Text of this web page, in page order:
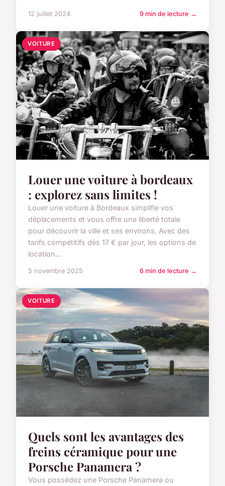
12 juillet 2024 9 min de lecture →
VOITURE
Louer une voiture à bordeaux
: explorez sans limites !
Louer une voiture à Bordeaux simplifie vos
déplacements et vous offre une liberté totale
pour découvrir la ville et ses environs. Avec des
tarifs compétitifs dès 17 € par jour, les options de
location...
5 novembre 2025 6 min de lecture →
VOITURE
Quels sont les avantages des
freins céramique pour une
Porsche Panamera ?
Vous possédez une Porsche Panamera ou